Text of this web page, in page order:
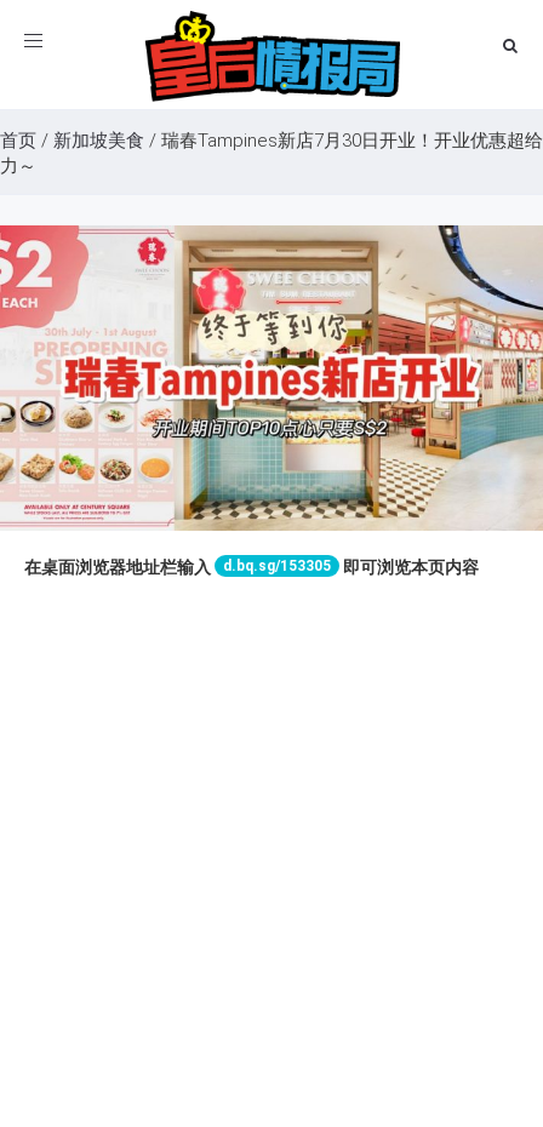
Toggle
首页 / 新加坡美食 / 瑞春Tampines新店7月30日开业！开业优惠超给
力～
在桌面浏览器地址栏输入 d.bq.sg/153305 即可浏览本页内容